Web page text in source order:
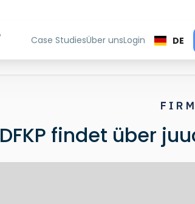
Case StudiesÜber unsLogin DE
DFKP findet über